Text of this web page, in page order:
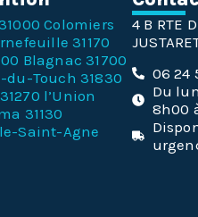
Colomiers
31170
Blagnac 31700
du-Touch 31830
l’Union
31130
Saint-Agne
4 B RTE
06 24
Du
8h00